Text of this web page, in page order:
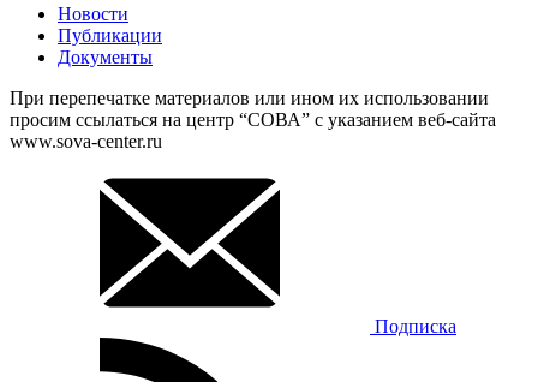
Новости
Публикации
Документы
При перепечатке материалов или ином их использовании
просим ссылаться на центр “СОВА” с указанием веб-сайта
www.sova-center.ru
Подписка